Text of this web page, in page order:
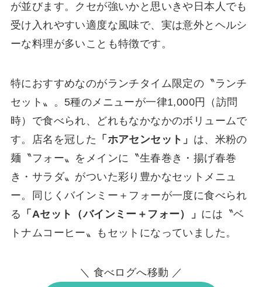
が並びます。クセが強いかと思いきや日本人でも
受け入れやすい適度な風味で、実は意外とヘルシ
ーな料理が多いことも特徴です。
特におすすめなのがランチタイム限定の〝ランチ
セット〟。5種のメニューが一律1,000円（訪問
時）で食べられ、どれもなかなかのボリュームで
す。店名を冠した 「ホアセンセット」 は、米粉の
麺〝フォー〟をメインに〝生春巻き・揚げ春巻
き・サラダ〟がついた彩り豊かなセットメニュ
ー。同じくバインミー＋フォーが一度に食べられ
る 「Aセット（バインミー＋フォー）」 には〝ベ
トナムコーヒー〟もセットになっていました。
＼ 食べログへ移動 ／